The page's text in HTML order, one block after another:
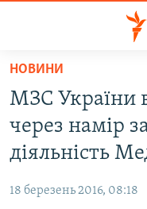
Перейти
основного
матеріалу
Перейти
до
основної
навігації
ВОДА.КРИМ
ВІДЕО ТА ФОТО
БЛОГИ
НОВИНИ
МЗС України
через намір
діяльність
18 березень 2016, 08:18